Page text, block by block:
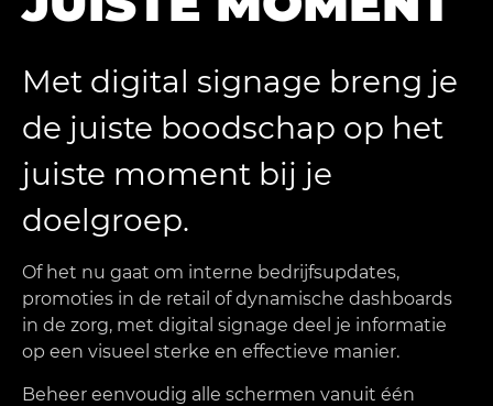
Met digital signage breng je
de juiste boodschap op het
juiste moment bij je
doelgroep.
Of het nu gaat om interne bedrijfsupdates,
promoties in de retail of dynamische dashboards
in de zorg, met digital signage deel je informatie
op een visueel sterke en effectieve manier.
Beheer eenvoudig alle schermen vanuit één